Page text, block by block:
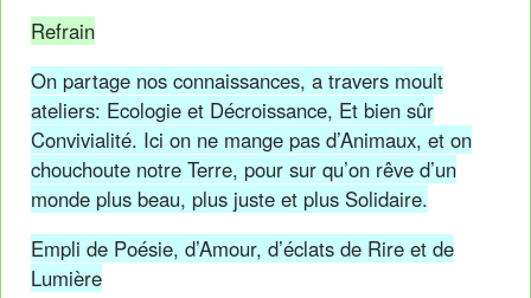
Refrain
On partage nos connaissances, a travers moult
ateliers: Ecologie et Décroissance, Et bien sûr
Convivialité. Ici on ne mange pas d’Animaux, et on
chouchoute notre Terre, pour sur qu’on rêve d’un
monde plus beau, plus juste et plus Solidaire.
Empli de Poésie, d’Amour, d’éclats de Rire et de
Lumière